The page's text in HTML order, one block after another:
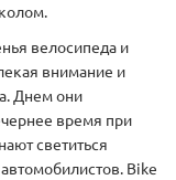
велосипеда и
внимание и
Днем они
время при
светиться
Bike